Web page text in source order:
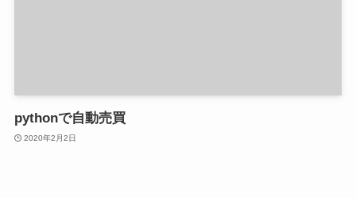
pythonで自動売買
2020年2月2日